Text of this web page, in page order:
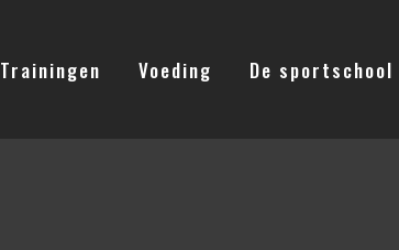
Trainingen Voeding De sportschool